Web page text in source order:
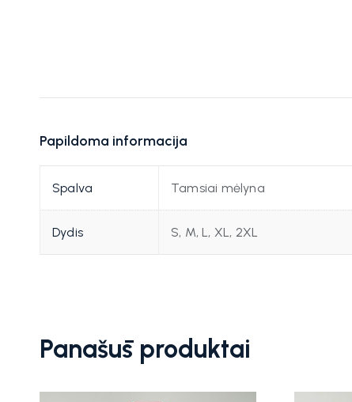
Papildoma informacija
Spalva Tamsiai mėlyna
Dydis S, M, L, XL, 2XL
Panašūs produktai